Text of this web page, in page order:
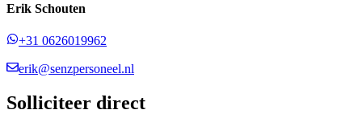
Erik Schouten
+31 0626019962
erik@senzpersoneel.nl
Solliciteer direct